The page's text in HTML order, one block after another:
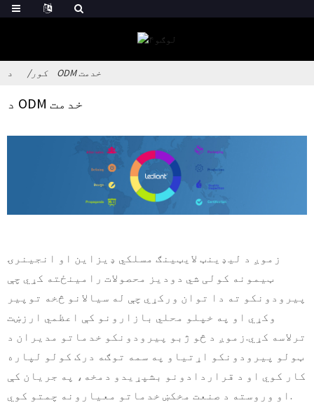
کور د ODM خدمت
د ODM خدمت
زموږ د لیډینټ لایټینګ مسلکي ډیزاین او انجینرۍ
ټیمونه کولی شي دودیز محصولات رامینځته کړي چې
پیرودونکو ته دا توان ورکړي چې له سیالانو څخه توپیر
وکړي او په خپلو محلي بازارونو کې اعظمي ارزښت
ترلاسه کړي. زموږ د څو ژبو پیرودونکو خدماتو مدیران د
ټولو پیرودونکو اړتیاو په سمه توګه درک کولو لپاره
کار کوي او د قراردادونو بشپړیدو دمخه، په جریان کې
او وروسته د صنعت مخکښ خدماتو معیارونه چمتو کوي.